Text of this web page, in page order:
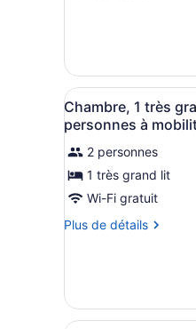
très
grand
lit
1
très
grand
lit
Afficher
toutes
les
photos
pour
ce
type
1
très
3
Chambre, 1 très
personnes à
2 personnes
1 très grand lit
Wi-Fi gratuit
Plus de détails
Plus
1
très